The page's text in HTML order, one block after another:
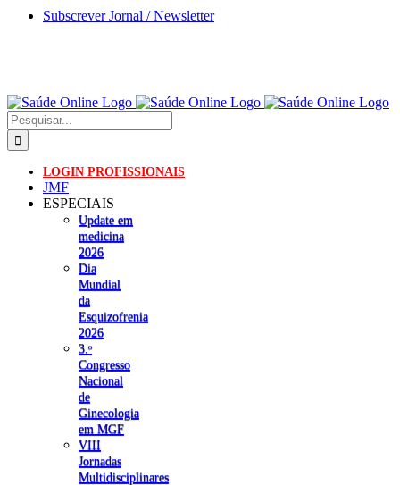
Skip
Subscrever Jornal / Newsletter
Pesquisar
LOGIN PROFISSIONAIS
JMF
ESPECIAIS
Update em
medicina
2026
Dia
Mundial
da
Esquizofrenia
2026
3.ᵒ
Congresso
Nacional
de
Ginecologia
em MGF
VIII
Jornadas
Multidisciplinares